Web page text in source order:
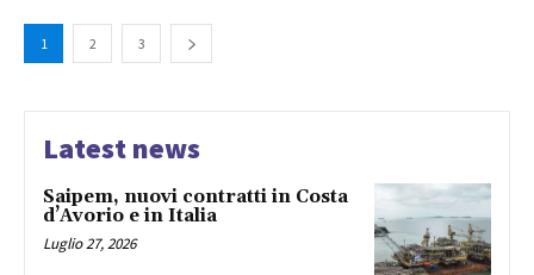
1 2 3
Latest news
Saipem, nuovi contratti in Costa
d’Avorio e in Italia
Luglio 27, 2026